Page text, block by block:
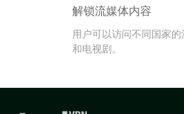
解锁流媒体内容
用户可以访问不同国家
和电视剧。